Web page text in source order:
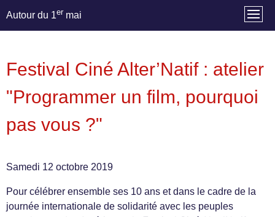
Autour du 1er mai
Festival Ciné Alter’Natif : atelier
"Programmer un film, pourquoi
pas vous ?"
Samedi 12 octobre 2019
Pour célébrer ensemble ses 10 ans et dans le cadre de la
journée internationale de solidarité avec les peuples